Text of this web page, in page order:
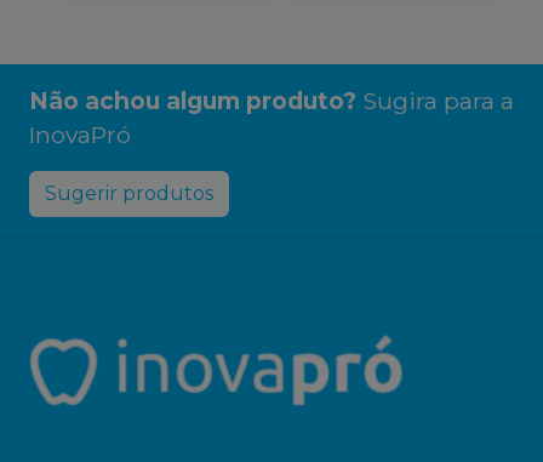
Não achou algum produto? Sugira para a
InovaPró
Sugerir produtos